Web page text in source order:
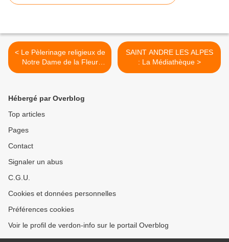
< Le Pèlerinage religieux de
Notre Dame de la Fleur
(Thorame Gare )
SAINT ANDRE LES ALPES
: La Médiathèque >
Hébergé par Overblog
Top articles
Pages
Contact
Signaler un abus
C.G.U.
Cookies et données personnelles
Préférences cookies
Voir le profil de verdon-info sur le portail Overblog